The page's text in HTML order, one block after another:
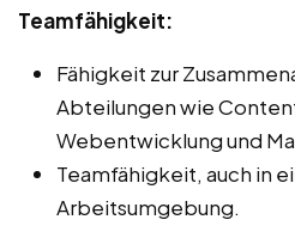
Teamfähigkeit:
Fähigkeit zur
Abteilungen wie
Webentwicklung und
Teamfähigkeit, auch in
Arbeitsumgebung.